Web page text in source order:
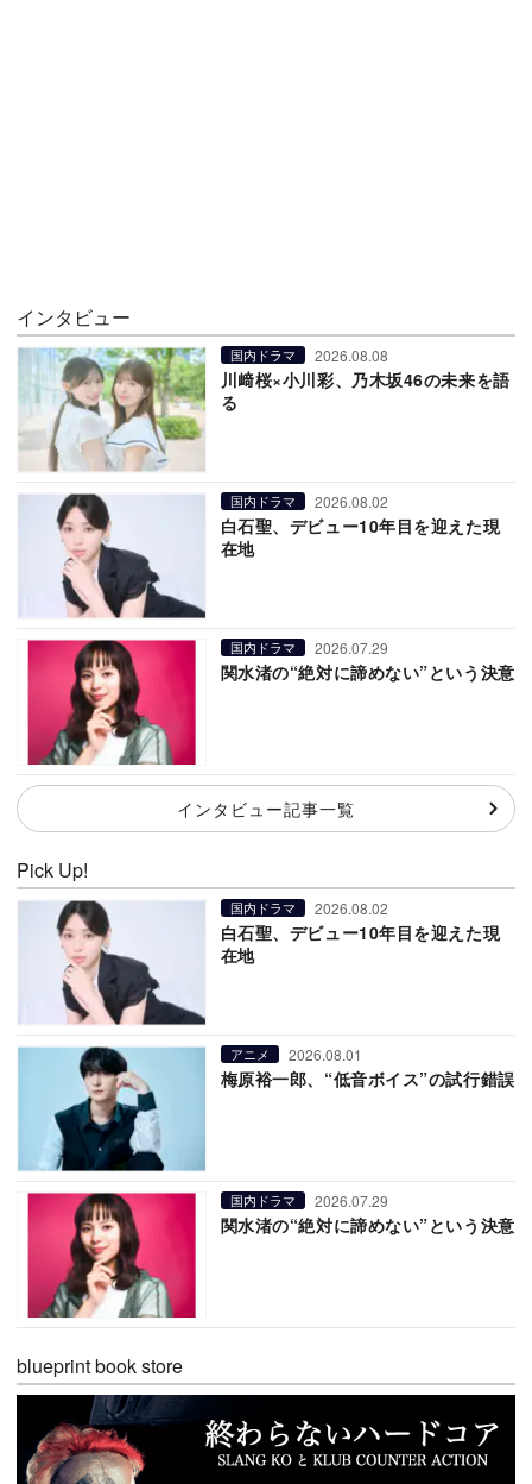
インタビュー
国内ドラマ 2026.08.08
川﨑桜×小川彩、乃木坂46の未来を語
る
国内ドラマ 2026.08.02
白石聖、デビュー10年目を迎えた現
在地
国内ドラマ 2026.07.29
関水渚の“絶対に諦めない”という決意
インタビュー記事一覧
Pick Up!
国内ドラマ 2026.08.02
白石聖、デビュー10年目を迎えた現
在地
アニメ 2026.08.01
梅原裕一郎、“低音ボイス”の試行錯誤
国内ドラマ 2026.07.29
関水渚の“絶対に諦めない”という決意
blueprint book store